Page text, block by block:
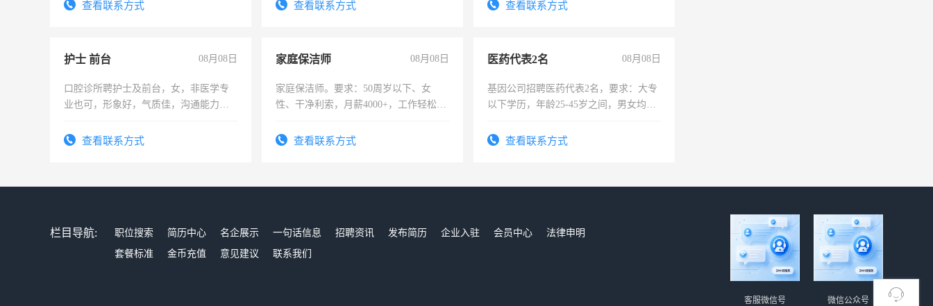
查看联系方式 查看联系方式 查看联系方式
护士 前台 08月08日
口腔诊所聘护士及前台，女，非医学专
业也可，形象好，气质佳，沟通能力
查看联系方式
家庭保洁师 08月08日
家庭保洁师。要求：50周岁以下、女
性、干净利索，月薪4000+，工作轻松，
太太等。查看联系方式
医药代表2名 08月08日
基因公司招聘医药代表2名，要求：大专
以下学历，年龄25-45岁之间，男女均
表或者有医学资质的优先，底薪+绩效，
查看联系方式
栏目导航: 职位搜索 简历中心 名企展示 一句话信息 招聘资讯 发布简历 企业入驻 会员中心
法律申明
套餐标准
金币充值 意见建议 联系我们
微信公众号
客服微信号